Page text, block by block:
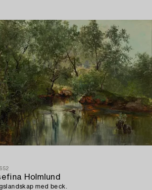
Holmlund
med beck.